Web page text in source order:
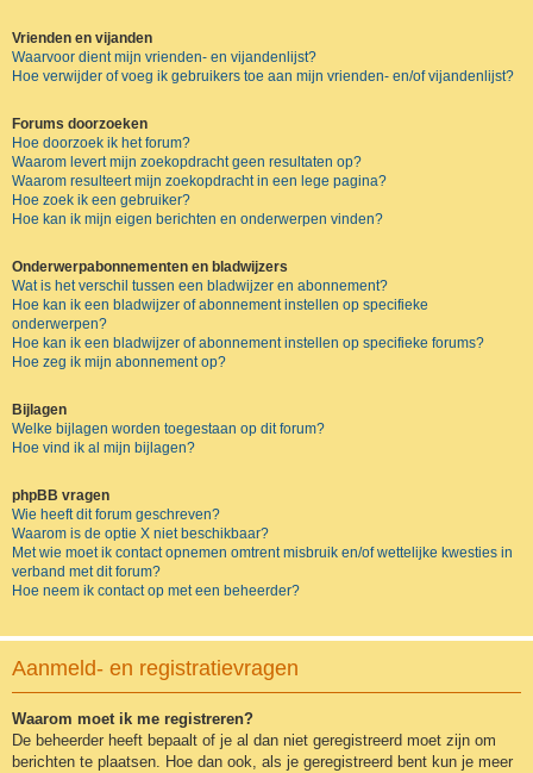
Vrienden en vijanden
Waarvoor dient mijn vrienden- en vijandenlijst?
Hoe verwijder of voeg ik gebruikers toe aan mijn vrienden- en/of vijandenlijst?
Forums doorzoeken
Hoe doorzoek ik het forum?
Waarom levert mijn zoekopdracht geen resultaten op?
Waarom resulteert mijn zoekopdracht in een lege pagina?
Hoe zoek ik een gebruiker?
Hoe kan ik mijn eigen berichten en onderwerpen vinden?
Onderwerpabonnementen en bladwijzers
Wat is het verschil tussen een bladwijzer en abonnement?
Hoe kan ik een bladwijzer of abonnement instellen op specifieke
onderwerpen?
Hoe kan ik een bladwijzer of abonnement instellen op specifieke forums?
Hoe zeg ik mijn abonnement op?
Bijlagen
Welke bijlagen worden toegestaan op dit forum?
Hoe vind ik al mijn bijlagen?
phpBB vragen
Wie heeft dit forum geschreven?
Waarom is de optie X niet beschikbaar?
Met wie moet ik contact opnemen omtrent misbruik en/of wettelijke kwesties in
verband met dit forum?
Hoe neem ik contact op met een beheerder?
Aanmeld- en registratievragen
Waarom moet ik me registreren?
De beheerder heeft bepaalt of je al dan niet geregistreerd moet zijn om
berichten te plaatsen. Hoe dan ook, als je geregistreerd bent kun je meer